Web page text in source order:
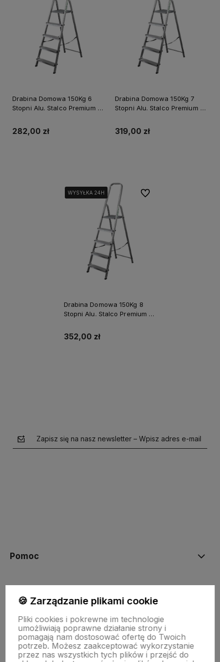
Drabina Domowa 150Kg 6
Stopni Alu. Stalco Premium S-
282,00 zł
Drabina Domowa 150Kg 7
Stopni Alu. Stalco Premium S-
319,00 zł
WYSYŁKA 24H
WYSYŁKA 24H
WYSYŁKA 24H
Drabina Domowa 150Kg 8
Stopni Alu. Stalco Premium S-
352,00 zł
Do ulubionych
Zapisz się na nasz newsletter – Wpisz adres e-mail
Pomoc
Płatności i dostawa
Informacje
🍪 Zarządzanie plikami cookie
Pliki cookies i pokrewne im technologie
umożliwiają poprawne działanie strony i
pomagają nam dostosować ofertę do Twoich
potrzeb. Możesz zaakceptować wykorzystanie
przez nas wszystkich tych plików i przejść do